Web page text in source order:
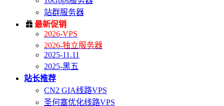
站群服务器
 最新促销
2026-VPS
2026-独立服务器
2025-11.11
2025-黑五
站长推荐
CN2 GIA线路VPS
圣何塞优化线路VPS